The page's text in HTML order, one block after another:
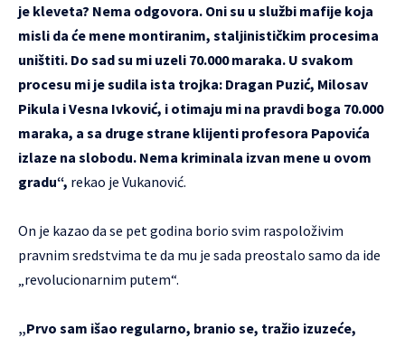
je kleveta? Nema odgovora. Oni su u službi mafije koja
misli da će mene montiranim, staljinističkim procesima
uništiti. Do sad su mi uzeli 70.000 maraka. U svakom
procesu mi je sudila ista trojka: Dragan Puzić, Milosav
Pikula i Vesna Ivković, i otimaju mi na pravdi boga 70.000
maraka, a sa druge strane klijenti profesora Papovića
izlaze na slobodu. Nema kriminala izvan mene u ovom
gradu“, rekao je Vukanović.
On je kazao da se pet godina borio svim raspoloživim
pravnim sredstvima te da mu je sada preostalo samo da ide
„revolucionarnim putem“.
„Prvo sam išao regularno, branio se, tražio izuzeće,